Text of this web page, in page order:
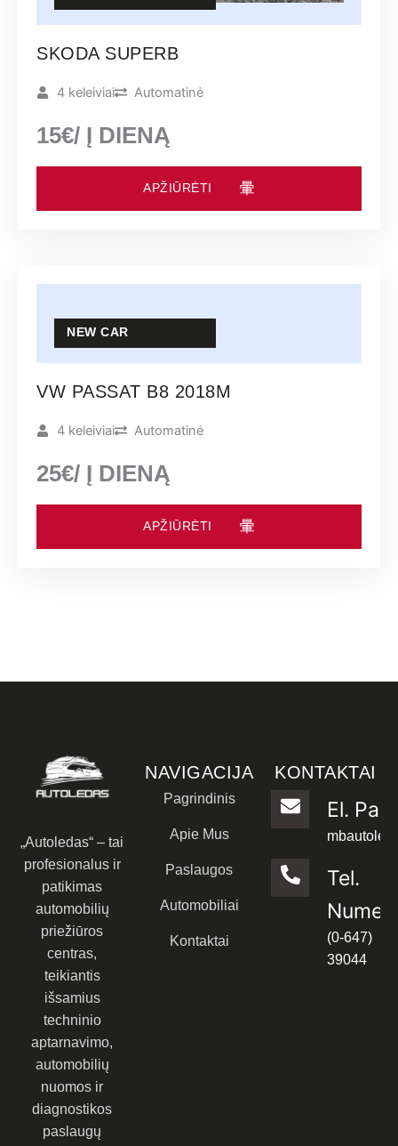
SKODA SUPERB
4 keleiviai Automatinė
15€/ Į DIENĄ
APŽIŪRĖTI
NEW CAR
VW PASSAT B8 2018M
4 keleiviai Automatinė
25€/ Į DIENĄ
APŽIŪRĖTI
„Autoledas“ – tai
profesionalus ir
patikimas
automobilių
priežiūros
centras,
teikiantis
išsamius
techninio
aptarnavimo,
automobilių
nuomos ir
diagnostikos
paslaugų
NAVIGACIJA
Pagrindinis
Apie Mus
Paslaugos
Automobiliai
Kontaktai
KONTAKTAI
El.
Tel.
(0-647)
39044